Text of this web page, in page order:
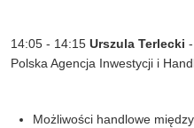
14:05 - 14:15 Urszula Terlecki -
PolskaAgencja Inwestycji i
Możliwości handlowe